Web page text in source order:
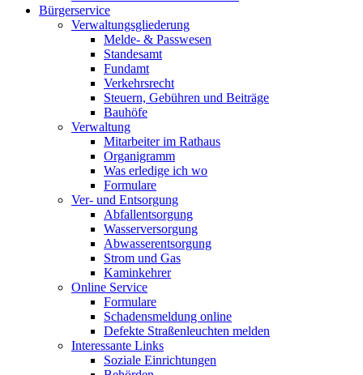
Bürgerservice
Verwaltungsgliederung
Melde- & Passwesen
Standesamt
Fundamt
Verkehrsrecht
Steuern, Gebühren und Beiträge
Bauhöfe
Verwaltung
Mitarbeiter im Rathaus
Organigramm
Was erledige ich wo
Formulare
Ver- und Entsorgung
Abfallentsorgung
Wasserversorgung
Abwasserentsorgung
Strom und Gas
Kaminkehrer
Online Service
Formulare
Schadensmeldung online
Defekte Straßenleuchten melden
Interessante Links
Soziale Einrichtungen